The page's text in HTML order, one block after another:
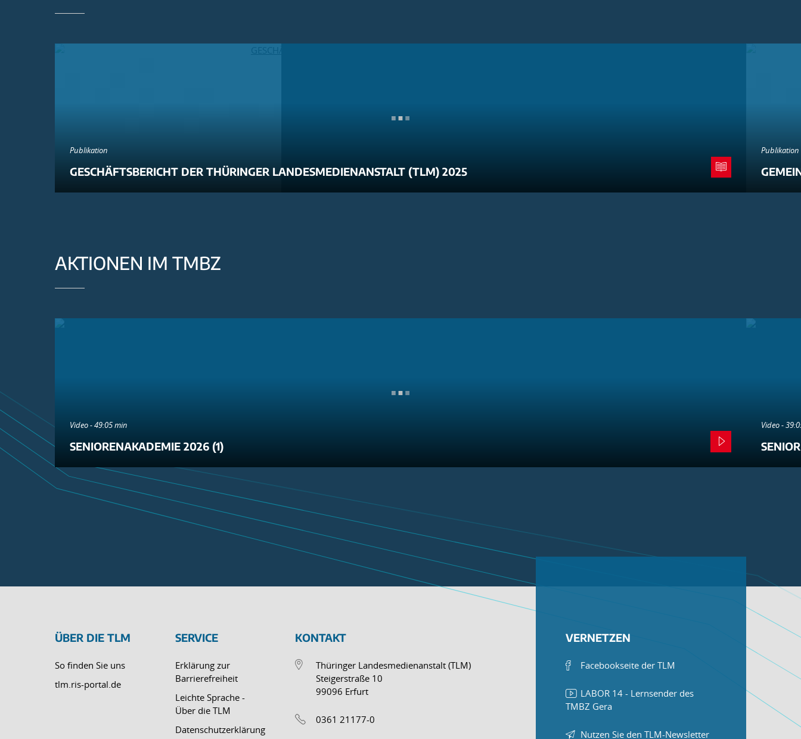
Publikation
GESCHÄFTSBERICHT DER THÜRINGER LANDESMEDIENANSTALT (TLM) 2025
Publikation
AKTIONEN IM TMBZ
Video - 49:05 min
SENIORENAKADEMIE 2026 (1)
Video -
ÜBER DIE TLM
So finden Sie uns
tlm.ris-portal.de
SERVICE
Erklärung zur
Barrierefreiheit
Leichte Sprache -
Über die TLM
Datenschutzerklärung
KONTAKT
Thüringer Landesmedienanstalt (TLM)
Steigerstraße 10
99096 Erfurt
0361 21177-0
VERNETZEN
Facebookseite der TLM
LABOR 14 - Lernsender des
TMBZ Gera
Nutzen Sie den TLM-Newsletter